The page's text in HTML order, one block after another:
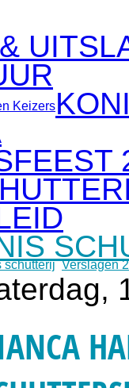
Keizers
schutterij Verslagen